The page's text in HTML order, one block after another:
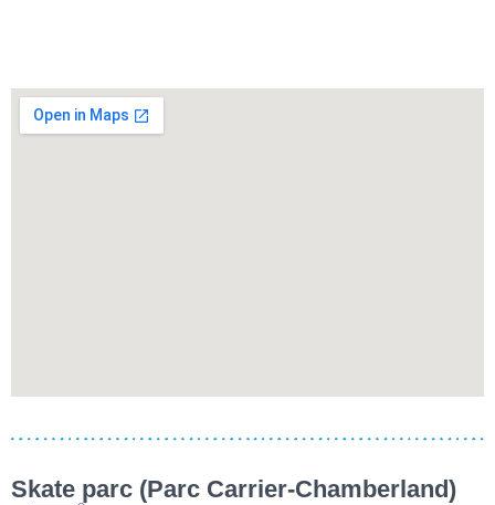
Skate parc (Parc Carrier-Chamberland)